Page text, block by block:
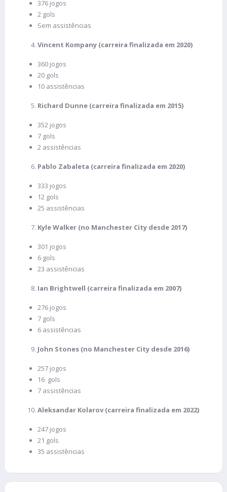
376 jogos
2 gols
Sem assistências
Vincent Kompany (carreira finalizada em 2020)
360 jogos
20 gols
10 assistências
Richard Dunne (carreira finalizada em 2015)
352 jogos
7 gols
2 assistências
Pablo Zabaleta (carreira finalizada em 2020)
333 jogos
12 gols
25 assistências
Kyle Walker (no Manchester City desde 2017)
301 jogos
6 gols
23 assistências
Ian Brightwell (carreira finalizada em 2007)
276 jogos
7 gols
6 assistências
John Stones (no Manchester City desde 2016)
257 jogos
16 gols
7 assistências
Aleksandar Kolarov (carreira finalizada em 2022)
247 jogos
21 gols
35 assistências